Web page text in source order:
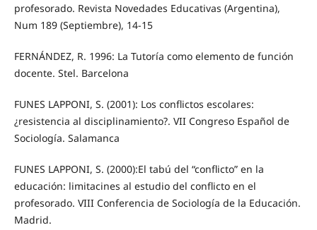
profesorado. Revista Novedades Educativas (Argentina),
Num 189 (Septiembre), 14-15
FERNÁNDEZ, R. 1996: La Tutoría como elemento de función
docente. Stel. Barcelona
FUNES LAPPONI, S. (2001): Los conflictos escolares:
¿resistencia al disciplinamiento?. VII Congreso Español de
Sociología. Salamanca
FUNES LAPPONI, S. (2000):El tabú del “conflicto” en la
educación: limitacines al estudio del conflicto en el
profesorado. VIII Conferencia de Sociología de la Educación.
Madrid.